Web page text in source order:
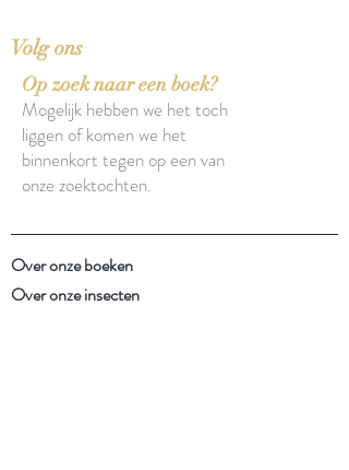
Volg ons
Op zoek naar een boek?
Mogelijk hebben we het toch
liggen of komen we het
binnenkort tegen op een van
onze zoektochten.
Over onze boeken
Over onze insecten